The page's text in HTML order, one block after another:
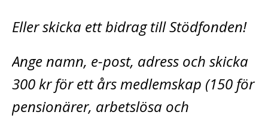
Eller skicka ett bidrag till Stödfonden!
Ange namn, e-post, adress och skicka
300 kr för ett års medlemskap (150 för
pensionärer, arbetslösa och